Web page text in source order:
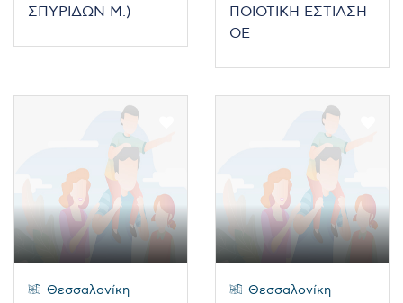
ΣΠΥΡΙΔΩΝ Μ.)
ΠΟΙΟΤΙΚΗ ΕΣΤΙΑΣΗ
ΟΕ
Θεσσαλονίκη Θεσσαλονίκη